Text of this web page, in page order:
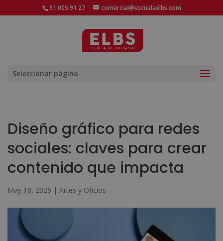
91 005 91 27 comercial@escuelaelbs.com
Seleccionar página
Diseño gráfico para redes
sociales: claves para crear
contenido que impacta
May 18, 2026 | Artes y Oficios